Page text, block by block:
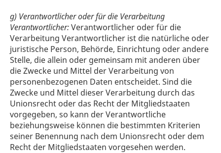
g) Verantwortlicher oder für die Verarbeitung
Verantwortlicher:Verantwortlicher oder für die
Verarbeitung Verantwortlicher ist die natürliche oder
juristische Person, Behörde, Einrichtung oder andere
Stelle, die allein oder gemeinsam mit anderen über
die Zwecke und Mittel der Verarbeitung von
personenbezogenen Daten entscheidet. Sind die
Zwecke und Mittel dieser Verarbeitung durch das
Unionsrecht oder das Recht der Mitgliedstaaten
vorgegeben, so kann der Verantwortliche
beziehungsweise können die bestimmten Kriterien
seiner Benennung nach dem Unionsrecht oder dem
Recht der Mitgliedstaaten vorgesehen werden.